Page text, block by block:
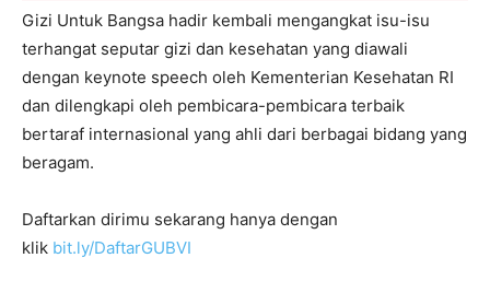
Gizi Untuk Bangsa hadir kembali mengangkat isu-isu
terhangat seputar gizi dan kesehatan yang diawali
dengan keynote speech oleh Kementerian Kesehatan RI
dan dilengkapi oleh pembicara-pembicara terbaik
bertaraf internasional yang ahli dari berbagai bidang yang
beragam.
Daftarkan dirimu sekarang hanya dengan
klik bit.ly/DaftarGUBVI